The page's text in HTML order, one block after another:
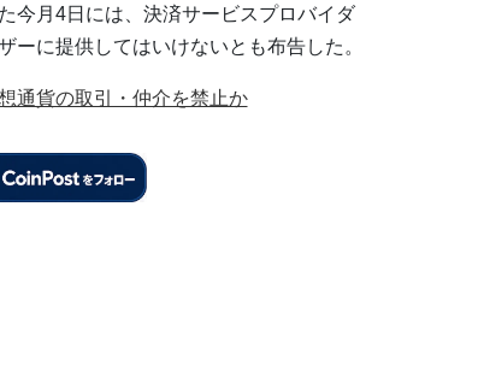
今月4日には、決済サービスプロバイダ
ーに提供してはいけないとも布告した。
通貨の取引・仲介を禁止か